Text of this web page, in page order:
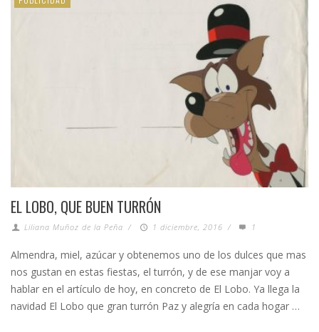
EL LOBO, QUE BUEN TURRÓN
Liliana Muñoz de la Peña / 1 diciembre, 2016 / 1
Almendra, miel, azúcar y obtenemos uno de los dulces que mas
nos gustan en estas fiestas, el turrón, y de ese manjar voy a
hablar en el artículo de hoy, en concreto de El Lobo. Ya llega la
navidad El Lobo que gran turrón Paz y alegría en cada hogar …